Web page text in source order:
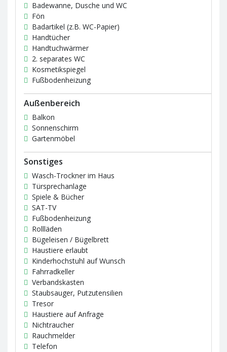
Badewanne, Dusche und WC
Fön
Badartikel (z.B. WC-Papier)
Handtücher
Handtuchwärmer
2. separates WC
Kosmetikspiegel
Fußbodenheizung
Außenbereich
Balkon
Sonnenschirm
Gartenmöbel
Sonstiges
Wasch-Trockner im Haus
Türsprechanlage
Spiele & Bücher
SAT-TV
Fußbodenheizung
Rollläden
Bügeleisen / Bügelbrett
Haustiere erlaubt
Kinderhochstuhl auf Wunsch
Fahrradkeller
Verbandskasten
Staubsauger, Putzutensilien
Tresor
Haustiere auf Anfrage
Nichtraucher
Rauchmelder
Telefon